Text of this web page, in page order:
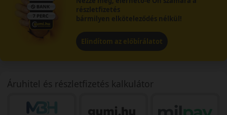
részletfizetés
bármilyen elköteleződés nélkül!
Elindítom az előbírálatot
Áruhitel és részletfizetés kalkulátor